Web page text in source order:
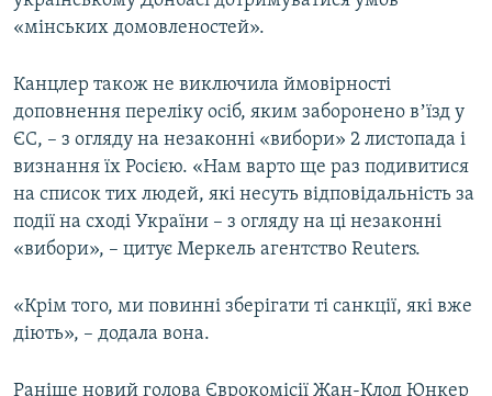
«мінських домовленостей».
Канцлер також не виключила ймовірності
доповнення переліку осіб, яким заборонено вʼїзд у
ЄС, – з огляду на незаконні «вибори» 2 листопада і
визнання їх Росією. «Нам варто ще раз подивитися
на список тих людей, які несуть відповідальність за
події на сході України – з огляду на ці незаконні
«вибори», – цитує Меркель агентство Reuters.
«Крім того, ми повинні зберігати ті санкції, які вже
діють», – додала вона.
Раніше новий голова Єврокомісії Жан-Клод Юнкер